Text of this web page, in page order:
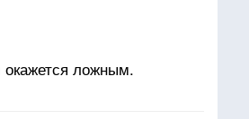
ложным.